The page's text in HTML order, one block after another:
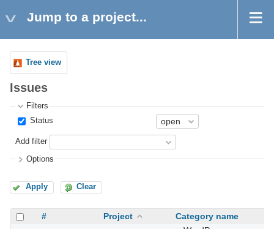
Jump to a project...
Tree view
Issues
Filters
Status
Add filter
Options
Apply Clear
# Project
Category name